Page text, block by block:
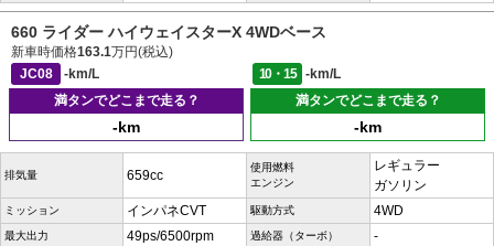
660 ライダー ハイウェイスターX 4WDベース
新車時価格163.1万円(税込)
JC08
-km/L 10・15
-km/L
満タンでどこまで走る？
-km
満タンでどこまで走る？
-km
排気量 659cc
使用燃料
エンジン
レギュラー
ガソリン
ミッション インパネCVT 駆動方式 4WD
最大出力 49ps/6500rpm 過給器（ターボ） -